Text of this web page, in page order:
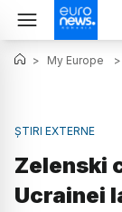
> My Europe >
ȘTIRI EXTERNE
Zelenski
Ucrainei